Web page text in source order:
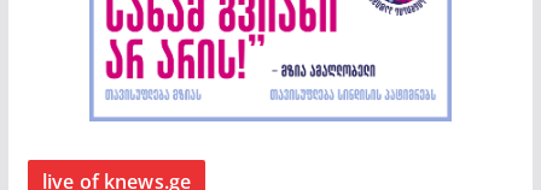
live of knews.ge